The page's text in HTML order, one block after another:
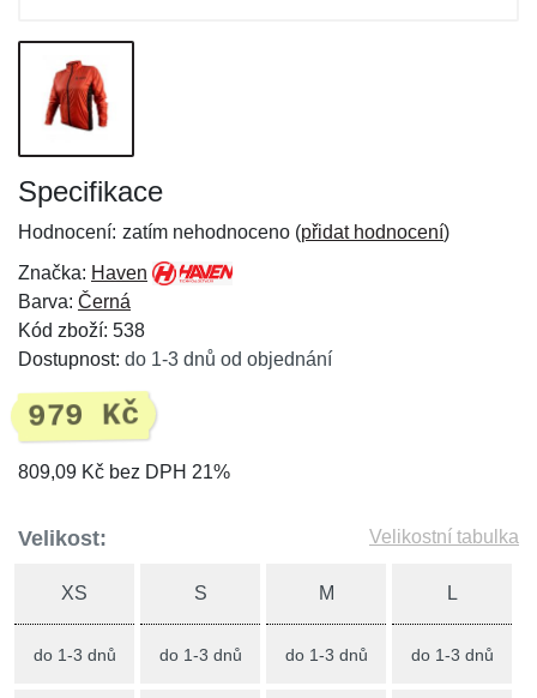
Specifikace
Hodnocení: zatím nehodnoceno (přidat hodnocení)
Značka: Haven
Barva: Černá
Kód zboží: 538
Dostupnost: do 1-3 dnů od objednání
979 Kč
809,09 Kč bez DPH 21%
Velikost: Velikostní tabulka
XS
do 1-3 dnů
S
do 1-3 dnů
M
do 1-3 dnů
L
do 1-3 dnů